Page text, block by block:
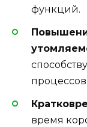
функций.
время